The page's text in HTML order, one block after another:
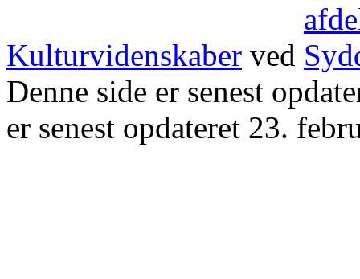
Kulturvidenskaber ved
Denne side er senest
er senest opdateret 23.